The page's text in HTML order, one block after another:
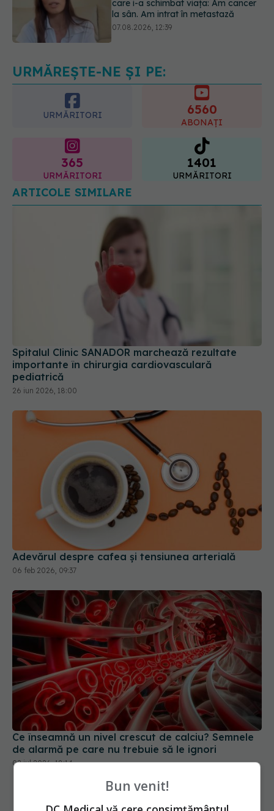
Dieta care poate crește brusc
colesterolul. Cine este mai expus
URMĂREȘTE-NE ȘI PE:
URMĂRITORI 6560
ABONAȚI
365
URMĂRITORI
1401
URMĂRITORI
ARTICOLE SIMILARE
Spitalul Clinic SANADOR marchează rezultate
importante în chirurgia cardiovasculară
pediatrică
26 iun 2026, 18:00
Adevărul despre cafea și tensiunea arterială
06 feb 2026, 09:37
Ce înseamnă un nivel crescut de calciu? Semnele
de alarmă pe care nu trebuie să le ignori
02 iul 2026, 18:14
Bun venit!